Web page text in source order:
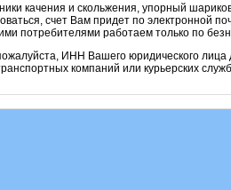
качения и скольжения, упорный
счет Вам придет по электронной
потребителями работаем только по
ИНН Вашего юридического
компаний или курьерских